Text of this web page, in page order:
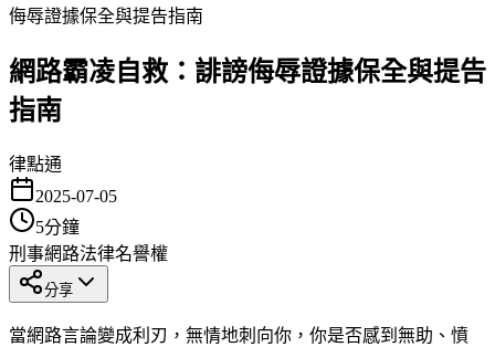
侮辱證據保全與提告指南
網路霸凌自救：誹謗侮辱證據保全與提告
指南
律點通
2025-07-05
5分鐘
刑事網路法律名譽權
分享
當網路言論變成利刃，無情地刺向你，你是否感到無助、憤